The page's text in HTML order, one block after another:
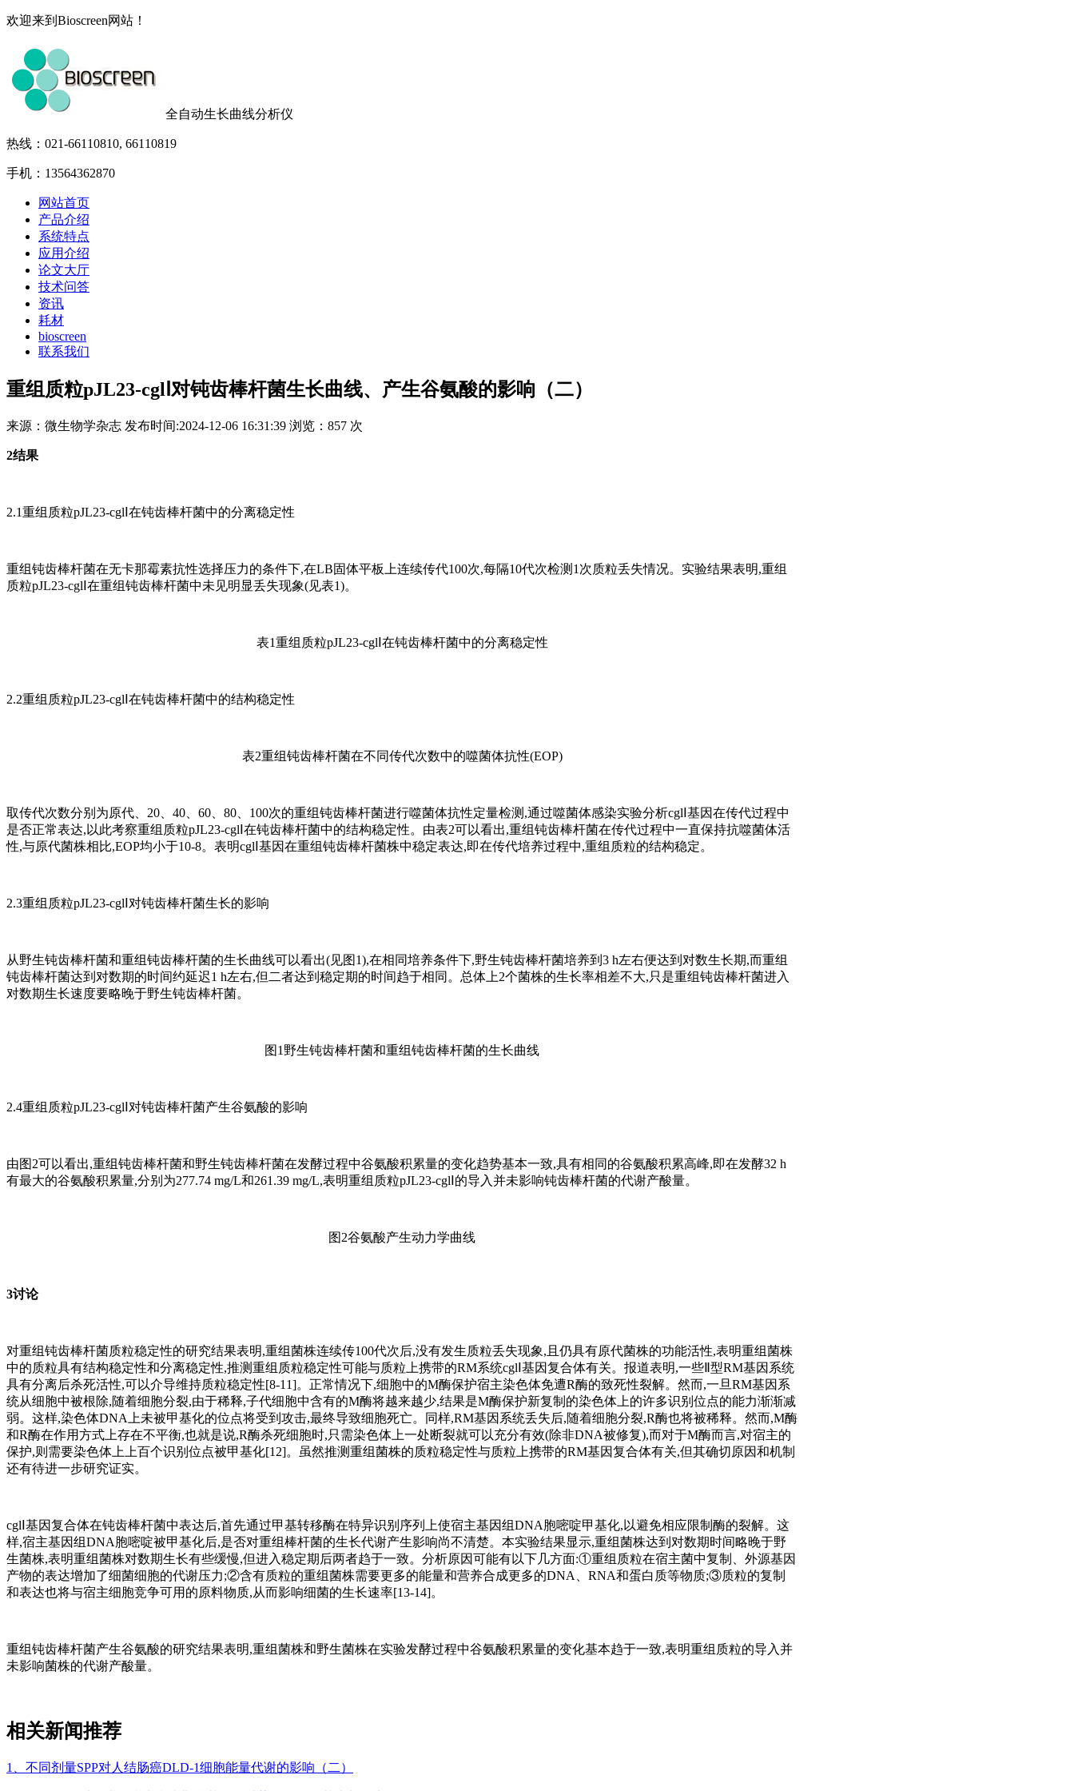
欢迎来到Bioscreen网站！
全自动生长曲线分析仪
热线：021-66110810, 66110819
手机：13564362870
网站首页
产品介绍
系统特点
应用介绍
论文大厅
技术问答
资讯
耗材
bioscreen
联系我们
重组质粒pJL23-cglⅠ对钝齿棒杆菌生长曲线、产生谷氨酸的影响（二）
来源： 微生物学杂志 发布时间:2024-12-06 16:31:39 浏览： 857 次
2结果
2.1重组质粒pJL23-cglⅠ在钝齿棒杆菌中的分离稳定性
重组钝齿棒杆菌在无卡那霉素抗性选择压力的条件下,在LB固体平板上连续传代100次,每隔10代次检测1次质粒丢失情况。实验结果表明,重组
质粒pJL23-cglⅠ在重组钝齿棒杆菌中未见明显丢失现象(见表1)。
表1重组质粒pJL23-cglⅠ在钝齿棒杆菌中的分离稳定性
2.2重组质粒pJL23-cglⅠ在钝齿棒杆菌中的结构稳定性
表2重组钝齿棒杆菌在不同传代次数中的噬菌体抗性(EOP)
取传代次数分别为原代、20、40、60、80、100次的重组钝齿棒杆菌进行噬菌体抗性定量检测,通过噬菌体感染实验分析cglⅠ基因在传代过程中
是否正常表达,以此考察重组质粒pJL23-cglⅠ在钝齿棒杆菌中的结构稳定性。由表2可以看出,重组钝齿棒杆菌在传代过程中一直保持抗噬菌体活
性,与原代菌株相比,EOP均小于10-8。表明cglⅠ基因在重组钝齿棒杆菌株中稳定表达,即在传代培养过程中,重组质粒的结构稳定。
2.3重组质粒pJL23-cglⅠ对钝齿棒杆菌生长的影响
从野生钝齿棒杆菌和重组钝齿棒杆菌的生长曲线可以看出(见图1),在相同培养条件下,野生钝齿棒杆菌培养到3 h左右便达到对数生长期,而重组
钝齿棒杆菌达到对数期的时间约延迟1 h左右,但二者达到稳定期的时间趋于相同。总体上2个菌株的生长率相差不大,只是重组钝齿棒杆菌进入
对数期生长速度要略晚于野生钝齿棒杆菌。
图1野生钝齿棒杆菌和重组钝齿棒杆菌的生长曲线
2.4重组质粒pJL23-cglⅠ对钝齿棒杆菌产生谷氨酸的影响
由图2可以看出,重组钝齿棒杆菌和野生钝齿棒杆菌在发酵过程中谷氨酸积累量的变化趋势基本一致,具有相同的谷氨酸积累高峰,即在发酵32 h
有最大的谷氨酸积累量,分别为277.74 mg/L和261.39 mg/L,表明重组质粒pJL23-cglⅠ的导入并未影响钝齿棒杆菌的代谢产酸量。
图2谷氨酸产生动力学曲线
3讨论
对重组钝齿棒杆菌质粒稳定性的研究结果表明,重组菌株连续传100代次后,没有发生质粒丢失现象,且仍具有原代菌株的功能活性,表明重组菌株
中的质粒具有结构稳定性和分离稳定性,推测重组质粒稳定性可能与质粒上携带的RM系统cglⅠ基因复合体有关。报道表明,一些Ⅱ型RM基因系统
具有分离后杀死活性,可以介导维持质粒稳定性[8-11]。正常情况下,细胞中的M酶保护宿主染色体免遭R酶的致死性裂解。然而,一旦RM基因系
统从细胞中被根除,随着细胞分裂,由于稀释,子代细胞中含有的M酶将越来越少,结果是M酶保护新复制的染色体上的许多识别位点的能力渐渐减
弱。这样,染色体DNA上未被甲基化的位点将受到攻击,最终导致细胞死亡。同样,RM基因系统丢失后,随着细胞分裂,R酶也将被稀释。然而,M酶
和R酶在作用方式上存在不平衡,也就是说,R酶杀死细胞时,只需染色体上一处断裂就可以充分有效(除非DNA被修复),而对于M酶而言,对宿主的
保护,则需要染色体上上百个识别位点被甲基化[12]。虽然推测重组菌株的质粒稳定性与质粒上携带的RM基因复合体有关,但其确切原因和机制
还有待进一步研究证实。
cglⅠ基因复合体在钝齿棒杆菌中表达后,首先通过甲基转移酶在特异识别序列上使宿主基因组DNA胞嘧啶甲基化,以避免相应限制酶的裂解。这
样,宿主基因组DNA胞嘧啶被甲基化后,是否对重组棒杆菌的生长代谢产生影响尚不清楚。本实验结果显示,重组菌株达到对数期时间略晚于野
生菌株,表明重组菌株对数期生长有些缓慢,但进入稳定期后两者趋于一致。分析原因可能有以下几方面:①重组质粒在宿主菌中复制、外源基因
产物的表达增加了细菌细胞的代谢压力;②含有质粒的重组菌株需要更多的能量和营养合成更多的DNA、RNA和蛋白质等物质;③质粒的复制
和表达也将与宿主细胞竞争可用的原料物质,从而影响细菌的生长速率[13-14]。
重组钝齿棒杆菌产生谷氨酸的研究结果表明,重组菌株和野生菌株在实验发酵过程中谷氨酸积累量的变化基本趋于一致,表明重组质粒的导入并
未影响菌株的代谢产酸量。
相关新闻推荐
1、不同剂量SPP对人结肠癌DLD-1细胞能量代谢的影响（二）